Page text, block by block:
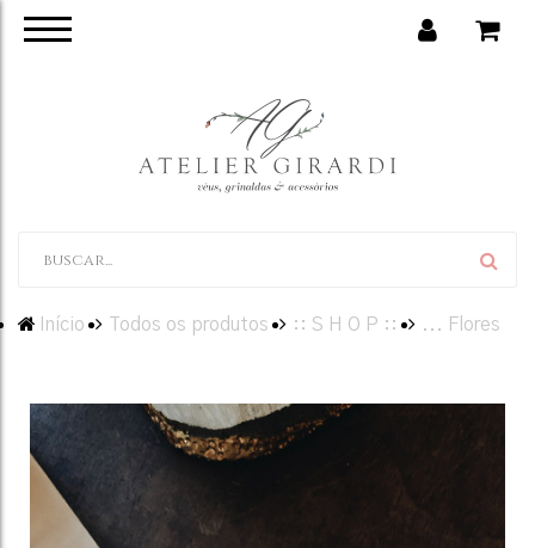
Início Todos os produtos :: S H O P :: ... Flores